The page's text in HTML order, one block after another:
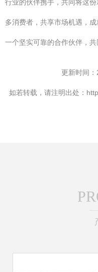
行业的伙伴携手，共同将这
多消费者，共享市场机遇，
一个坚实可靠的合作伙伴，共
更新时间
如若转载，请注明出处：